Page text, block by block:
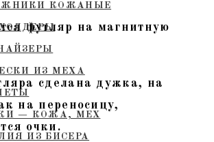
КОЖАНЫЕ
ИЗ МЕХА
— КОЖА, МЕХ
ИЗ БИСЕРА
футляр на магнитную
сделана дужка, на
на переносицу,
очки.